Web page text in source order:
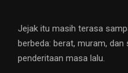
Jejak itu masih terasa
berbeda: berat, muram,
penderitaan masa lalu.